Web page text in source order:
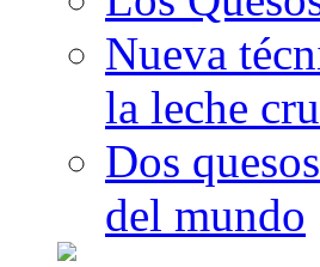
Nueva
la leche
Dos
del mundo